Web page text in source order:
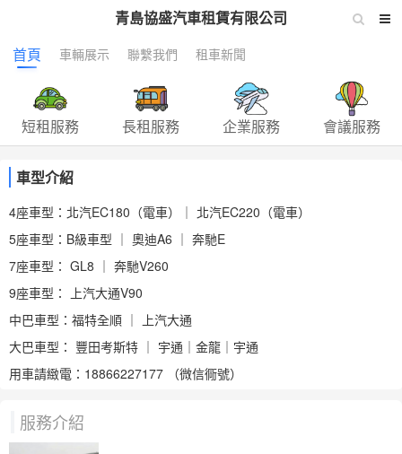
青島協盛汽車租賃有限公司
首頁
車輛展示 聯繫我們 租車新聞
短租服務 長租服務 企業服務 會議服務
車型介紹
4座車型：北汽EC180（電車）｜ 北汽EC220（電車）
5座車型：B級車型 ｜ 奧迪A6 ｜ 奔馳E
7座車型： GL8 ｜ 奔馳V260
9座車型： 上汽大通V90
中巴車型：福特全順 ｜ 上汽大通
大巴車型： 豐田考斯特 ｜ 宇通｜金龍｜宇通
用車請緻電：18866227177 （微信衕號）
服務介紹